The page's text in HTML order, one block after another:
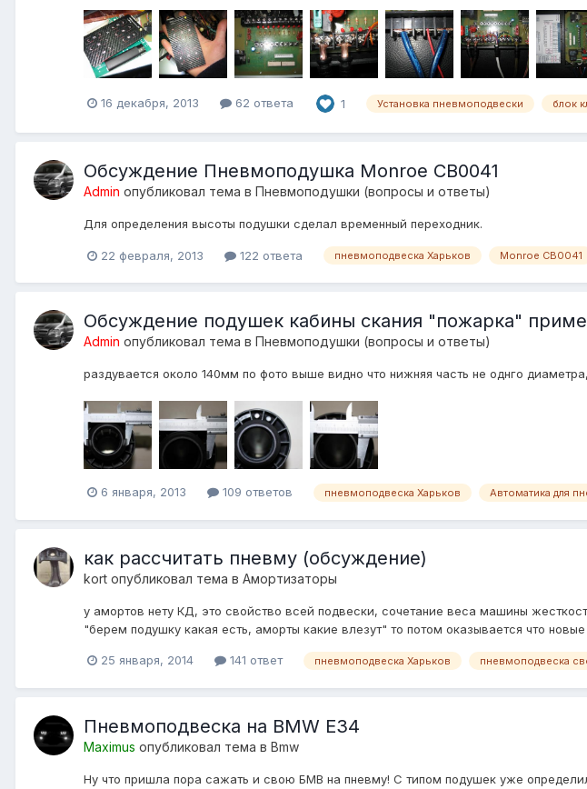
16 декабря, 2013 62 ответа 1 Установка пневмоподвески блок
Обсуждение Пневмоподушка Monroe CB0041
Admin опубликовал тема в Пневмоподушки (вопросы и ответы)
Для определения высоты подушки сделал временный переходник.
22 февраля, 2013 122 ответа пневмоподвеска Харьков Monroe CB0041
Обсуждение подушек кабины скания "пожарка"
Admin опубликовал тема в Пневмоподушки (вопросы и ответы)
раздувается около 140мм по фото выше видно что нижняя часть не однго
6 января, 2013 109 ответов пневмоподвеска Харьков Автоматика для
как рассчитать пневму (обсуждение)
kort опубликовал тема в Амортизаторы
у амортов нету КД, это свойство всей подвески, сочетание веса машины
"берем подушку какая есть, аморты какие влезут" то потом оказывается что
25 января, 2014 141 ответ пневмоподвеска Харьков пневмоподвеска
Пневмоподвеска на BMW E34
Maximus опубликовал тема в Bmw
Ну что пришла пора сажать и свою БМВ на пневму! С типом подушек уже